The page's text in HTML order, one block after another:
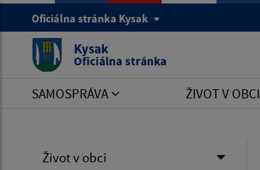
Oficiálna stránka Kysak
Kysak
Oficiálna stránka
SAMOSPRÁVA ŽIVOT V OBCI
Život v obci